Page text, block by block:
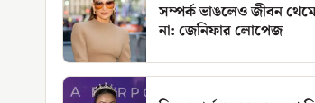
সম্পর্ক ভাঙলেও জীবন
না: জেনিফার লোপেজ